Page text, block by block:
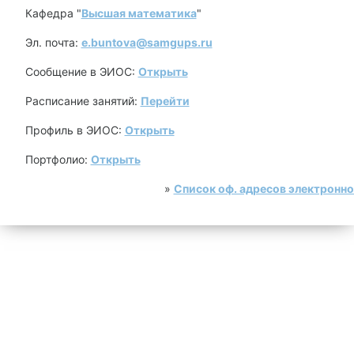
Кафедра "Высшая математика"
Эл. почта: e.buntova@samgups.ru
Сообщение в ЭИОС: Открыть
Расписание занятий: Перейти
Профиль в ЭИОС: Открыть
Портфолио: Открыть
» Список оф. адресов